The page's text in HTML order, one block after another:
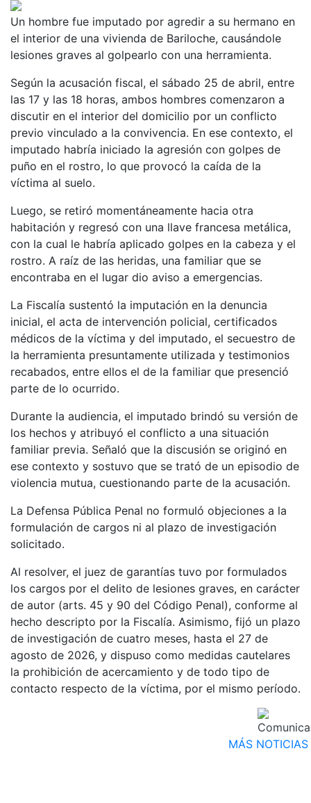
Un hombre fue imputado por agredir a su hermano en
el interior de una vivienda de Bariloche, causándole
lesiones graves al golpearlo con una herramienta.
Según la acusación fiscal, el sábado 25 de abril, entre
las 17 y las 18 horas, ambos hombres comenzaron a
discutir en el interior del domicilio por un conflicto
previo vinculado a la convivencia. En ese contexto, el
imputado habría iniciado la agresión con golpes de
puño en el rostro, lo que provocó la caída de la
víctima al suelo.
Luego, se retiró momentáneamente hacia otra
habitación y regresó con una llave francesa metálica,
con la cual le habría aplicado golpes en la cabeza y el
rostro. A raíz de las heridas, una familiar que se
encontraba en el lugar dio aviso a emergencias.
La Fiscalía sustentó la imputación en la denuncia
inicial, el acta de intervención policial, certificados
médicos de la víctima y del imputado, el secuestro de
la herramienta presuntamente utilizada y testimonios
recabados, entre ellos el de la familiar que presenció
parte de lo ocurrido.
Durante la audiencia, el imputado brindó su versión de
los hechos y atribuyó el conflicto a una situación
familiar previa. Señaló que la discusión se originó en
ese contexto y sostuvo que se trató de un episodio de
violencia mutua, cuestionando parte de la acusación.
La Defensa Pública Penal no formuló objeciones a la
formulación de cargos ni al plazo de investigación
solicitado.
Al resolver, el juez de garantías tuvo por formulados
los cargos por el delito de lesiones graves, en carácter
de autor (arts. 45 y 90 del Código Penal), conforme al
hecho descripto por la Fiscalía. Asimismo, fijó un plazo
de investigación de cuatro meses, hasta el 27 de
agosto de 2026, y dispuso como medidas cautelares
la prohibición de acercamiento y de todo tipo de
contacto respecto de la víctima, por el mismo período.
MÁS NOTICIAS